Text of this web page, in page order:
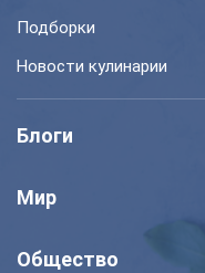
Подборки
Новости кулинарии
Блоги
Мир
Общество